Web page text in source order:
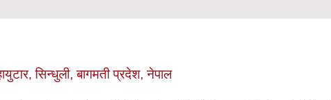
सिन्धुली, बागमती प्रदेश, नेपाल